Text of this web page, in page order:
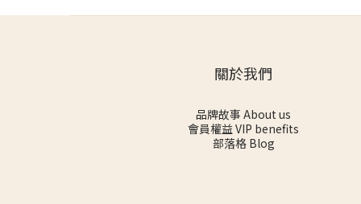
關於我們
品牌故事 About us
會員權益 VIP benefits
部落格 Blog